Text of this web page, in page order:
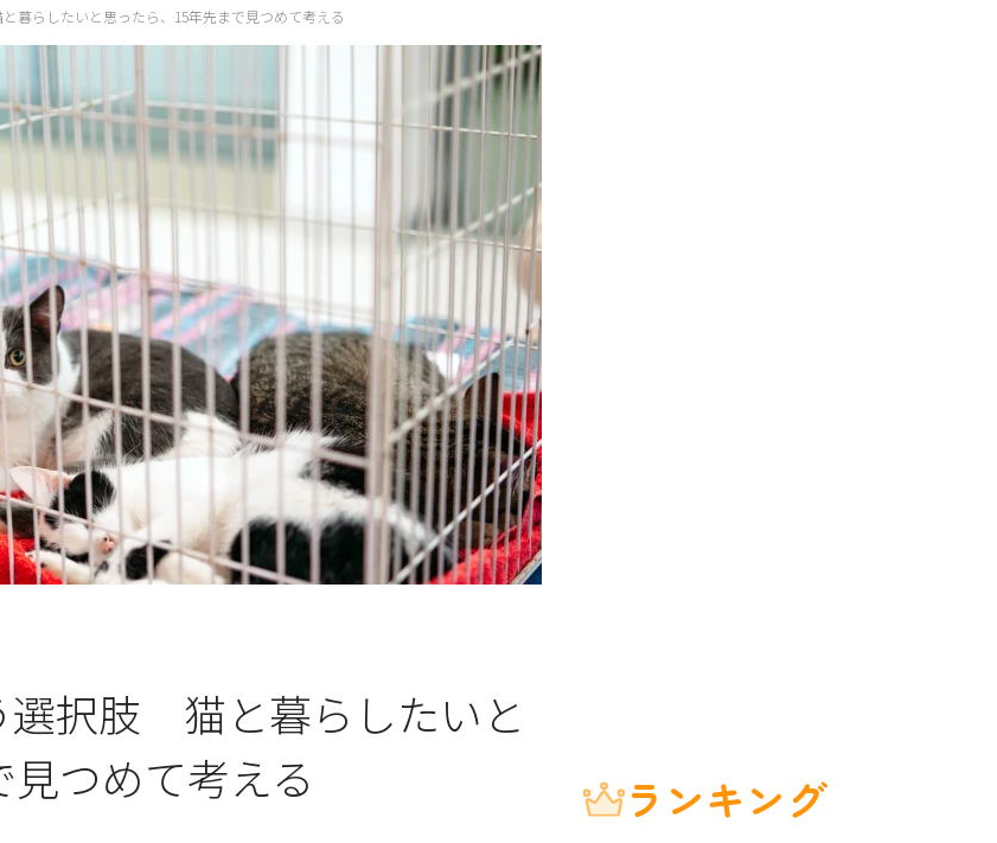
暮らしたいと思ったら、15年先まで見つめて考える
選択肢 猫と暮らしたいと
つめて考える
ランキング